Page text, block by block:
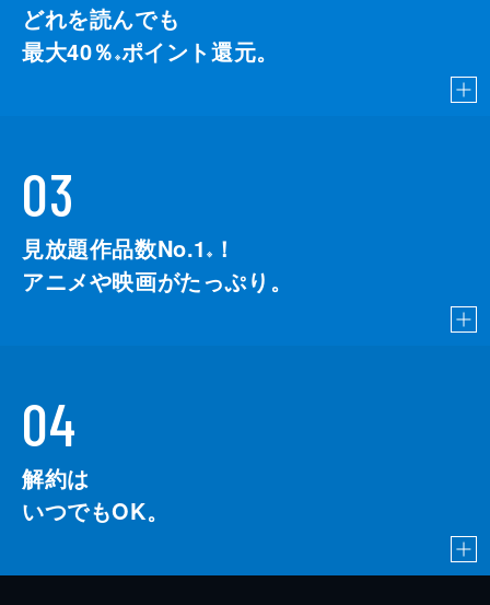
どれを読んでも
最大40％ ※ポイント還元。
03
見放題作品数No.1 ※
！
アニメや映画がたっぷり。
04
解約は
いつでもOK。